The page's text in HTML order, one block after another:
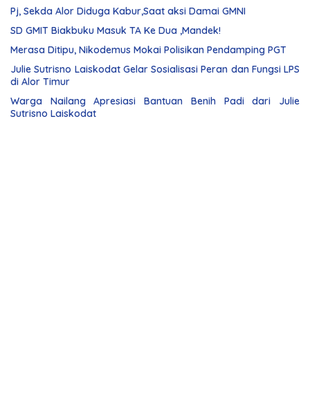
Pj, Sekda Alor Diduga Kabur,Saat aksi Damai GMNI
SD GMIT Biakbuku Masuk TA Ke Dua ,Mandek!
Merasa Ditipu, Nikodemus Mokai Polisikan Pendamping PGT
Julie Sutrisno Laiskodat Gelar Sosialisasi Peran dan Fungsi LPS
di Alor Timur
Warga Nailang Apresiasi Bantuan Benih Padi dari Julie
Sutrisno Laiskodat